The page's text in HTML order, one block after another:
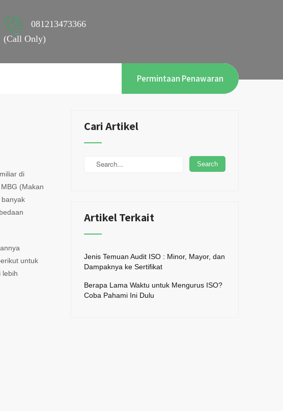
081213473366
(Call Only)
Permintaan Penawaran
di
(Makan
untuk
lebih
Cari Artikel
Artikel Terkait
Jenis Temuan Audit ISO : Minor, Mayor, dan
Dampaknya ke Sertifikat
Berapa Lama Waktu untuk Mengurus ISO?
Coba Pahami Ini Dulu